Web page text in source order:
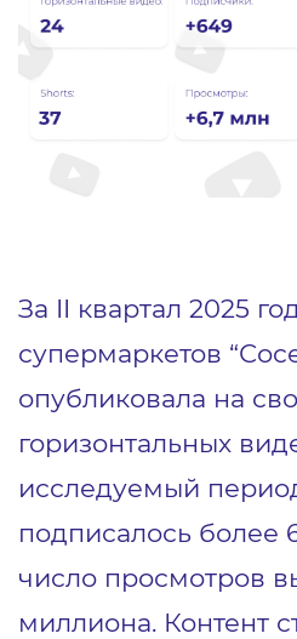
За II квартал 2025
супермаркетов
опубликовала на
горизонтальных
исследуемый
подписалось более
число просмотров
миллиона. Контент